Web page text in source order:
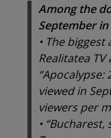
Among the
September in
• The
Realitatea
viewed in
viewers per
•